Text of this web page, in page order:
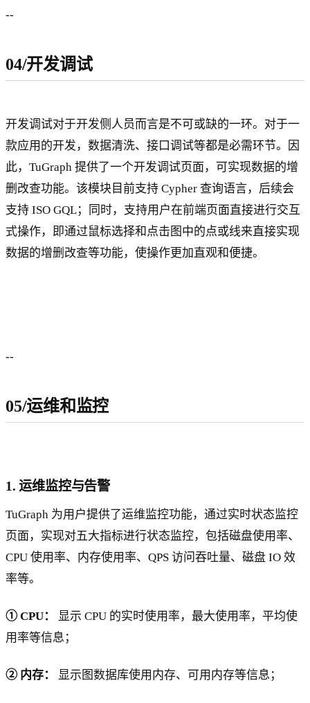
--
04/开发调试
开发调试对于开发侧人员而言是不可或缺的一环。对于一
款应用的开发，数据清洗、接口调试等都是必需环节。因
此，TuGraph 提供了一个开发调试页面，可实现数据的增
删改查功能。该模块目前支持 Cypher 查询语言，后续会
支持 ISO GQL；同时，支持用户在前端页面直接进行交互
式操作，即通过鼠标选择和点击图中的点或线来直接实现
数据的增删改查等功能，使操作更加直观和便捷。
--
05/运维和监控
1. 运维监控与告警
TuGraph 为用户提供了运维监控功能，通过实时状态监控
页面，实现对五大指标进行状态监控，包括磁盘使用率、
CPU 使用率、内存使用率、QPS 访问吞吐量、磁盘 IO 效
率等。
① CPU：
显示 CPU 的实时使用率，最大使用率，平均使
用率等信息；
② 内存： 显示图数据库使用内存、可用内存等信息；